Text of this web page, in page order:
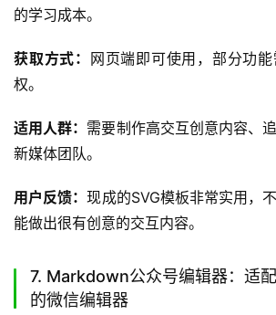
的学习成本。
获取方式： 网页端即可使用，部分功
权。
适用人群： 需要制作高交互创意内容、
新媒体团队。
用户反馈：现成的SVG模板非常实用，
能做出很有创意的交互内容。
7. Markdown公众号编辑器：适
的微信编辑器